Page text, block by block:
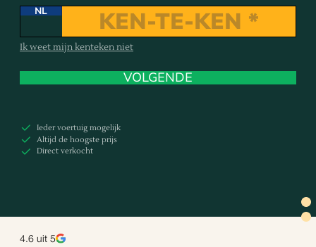
NL
Ik weet mijn kenteken niet
VOLGENDE
Ieder voertuig mogelijk
Altijd de hoogste prijs
Direct verkocht
4.6 uit 5